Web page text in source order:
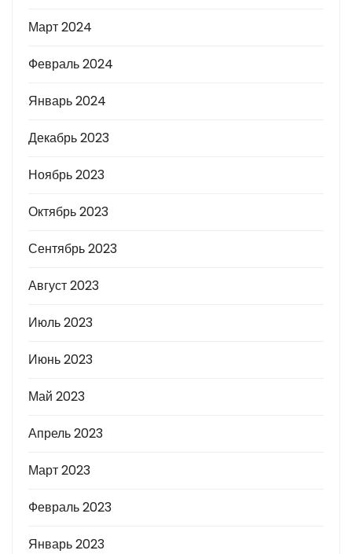
Март 2024
Февраль 2024
Январь 2024
Декабрь 2023
Ноябрь 2023
Октябрь 2023
Сентябрь 2023
Август 2023
Июль 2023
Июнь 2023
Май 2023
Апрель 2023
Март 2023
Февраль 2023
Январь 2023